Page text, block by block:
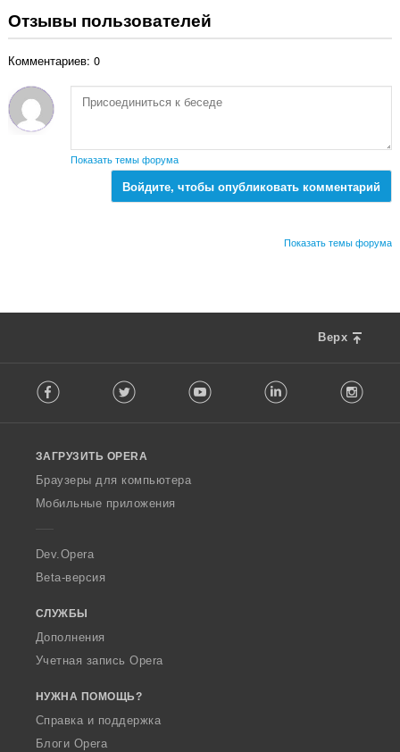
е
н
:
г
ц
е
к
:
Отзывы пользователей
Комментариев: 0
Показать темы форума
Войдите, чтобы опубликовать комментарий
Показать темы форума
Верх
o
w
O
p
a
Facebook Twitter Youtube LinkedIn
ЗАГРУЗИТЬ OPERA
Браузеры для компьютера
Мобильные приложения
Dev.Opera
Beta-версия
СЛУЖБЫ
Дополнения
Учетная запись Opera
НУЖНА ПОМОЩЬ?
Справка и поддержка
Блоги Opera